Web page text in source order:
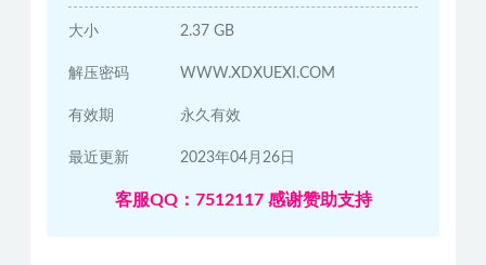
大小 2.37 GB
解压密码 WWW.XDXUEXI.COM
有效期 永久有效
最近更新 2023年04月26日
客服QQ：7512117 感谢赞助支持